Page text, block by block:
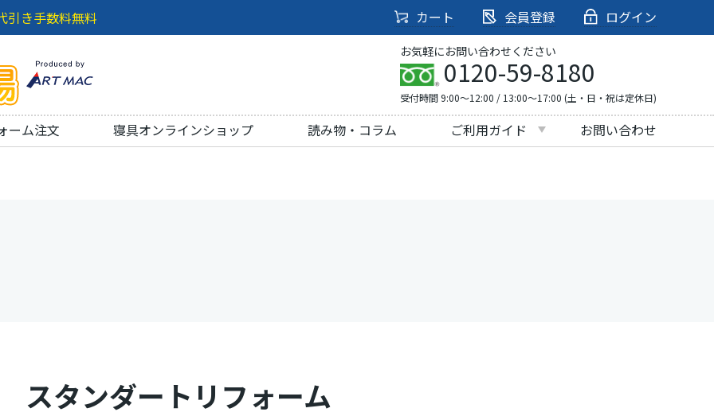
引き手数料無料 カート 会員登録 ログイン
お気軽にお問い合わせください
0120-59-8180
受付時間 9:00～12:00 / 13:00～17:00 (土・日・祝は定休日)
ーム注文 寝具オンラインショップ 読み物・コラム ご利用ガイド お問い合わせ
スタンダートリフォーム